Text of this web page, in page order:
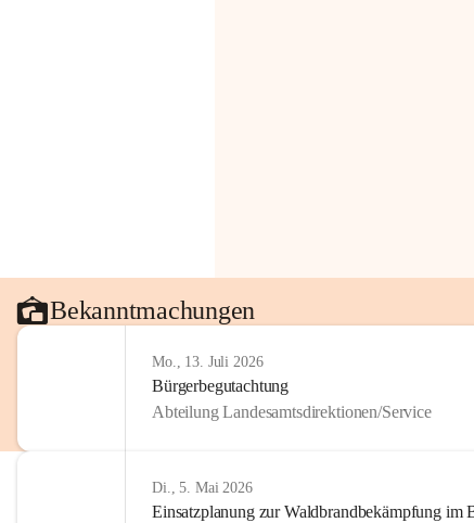
Bekanntmachungen
Mo., 13. Juli 2026
Bürgerbegutachtung
Abteilung Landesamtsdirektionen/Service
Di., 5. Mai 2026
Einsatzplanung zur Waldbrandbekämpfung im